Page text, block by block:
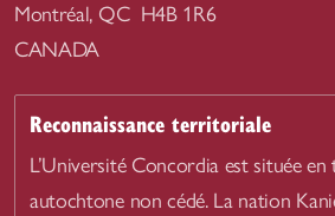
Montréal, QC H4B 1R6
CANADA
Reconnaissance territoriale
L’Université Concordia est située
autochtone non cédé. La nation